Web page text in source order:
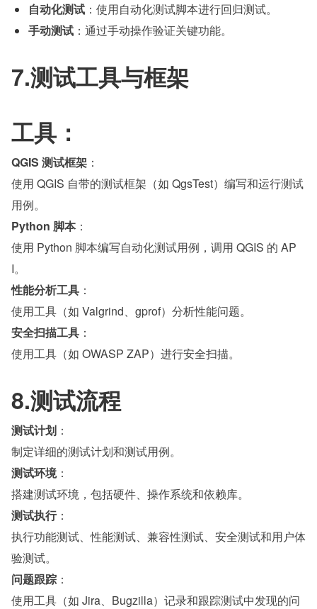
自动化测试 ：使用自动化测试脚本进行回归测试。
手动测试 ：通过手动操作验证关键功能。
7.测试工具与框架
工具：
QGIS 测试框架 ：
使用 QGIS 自带的测试框架（如 QgsTest）编写和运行测试
用例。
Python 脚本：
使用 Python 脚本编写自动化测试用例，调用 QGIS 的 AP
I。
性能分析工具 ：
使用工具（如 Valgrind、gprof）分析性能问题。
安全扫描工具 ：
使用工具（如 OWASP ZAP）进行安全扫描。
8.测试流程
测试计划 ：
制定详细的测试计划和测试用例。
测试环境：
搭建测试环境，包括硬件、操作系统和依赖库。
测试执行：
执行功能测试、性能测试、兼容性测试、安全测试和用户体
验测试。
问题跟踪 ：
使用工具（如 Jira、Bugzilla）记录和跟踪测试中发现的问